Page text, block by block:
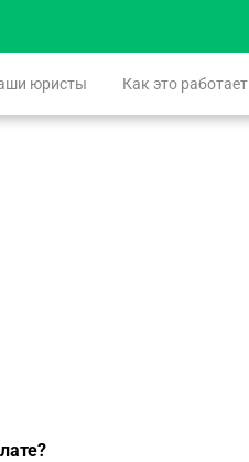
юристы Как это работает